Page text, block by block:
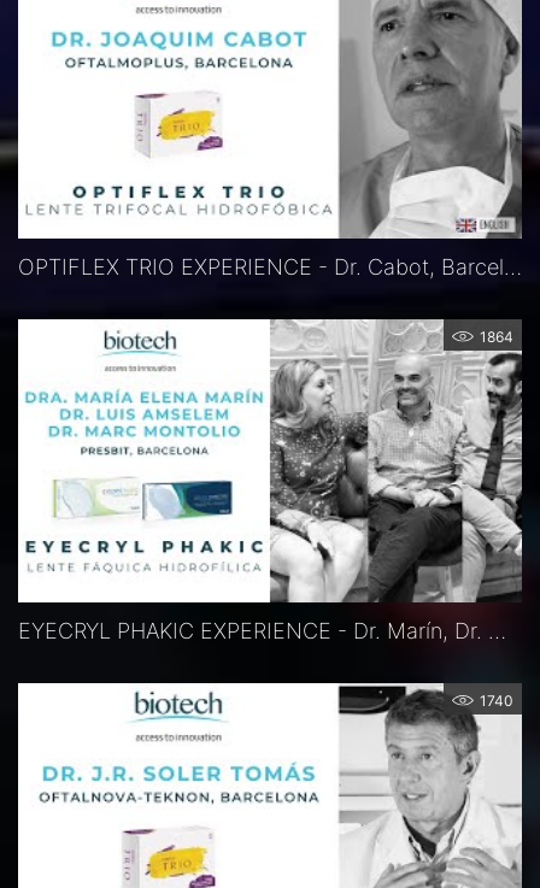
OPTIFLEX TRIO EXPERIENCE - Dr. Cabot, Barcelona, Spanien
1864
EYECRYL PHAKIC EXPERIENCE - Dr. Marín, Dr. Montolio, Dr. Amselem, Barcelona, Spanien
1740